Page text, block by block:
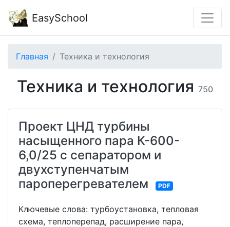
EasySchool
Главная Техника и технология
Техника и технология 750
Проект ЦНД турбины
насыщенного пара К-600-
6,0/25 с сепаратором и
двухступенчатым
пароперегревателем
PDF
Ключевые слова: турбоустановка, тепловая
схема, теплоперепад, расширение пара,